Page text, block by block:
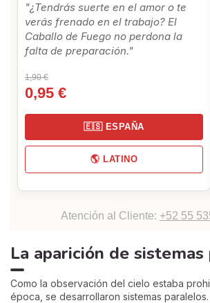
"¿Tendrás suerte en el amor o te
verás frenado en el trabajo? El
Caballo de Fuego no perdona la
falta de preparación."
1,90 €
0,95 €
🇪🇸 ESPAÑA
🌎 LATINO
Atención al Cliente: +52 55
La aparición de
Como la observación del cielo estaba
época, se desarrollaron sistemas paralelos.